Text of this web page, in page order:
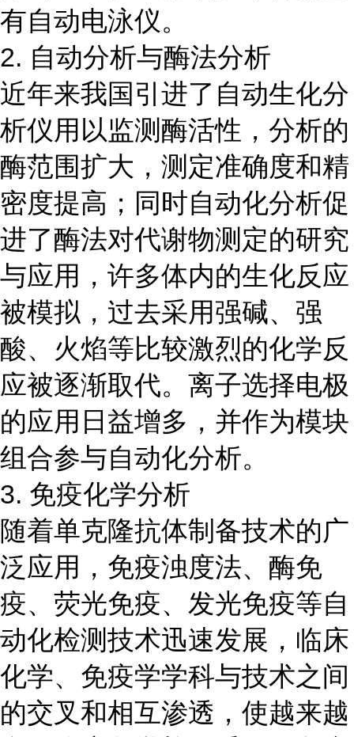
有自动电泳仪。
2. 自动分析与酶法分析
近年来我国引进了自动生化分
析仪用以监测酶活性，分析的
酶范围扩大，测定准确度和精
密度提高；同时自动化分析促
进了酶法对代谢物测定的研究
与应用，许多体内的生化反应
被模拟，过去采用强碱、强
酸、火焰等比较激烈的化学反
应被逐渐取代。离子选择电极
的应用日益增多，并作为模块
组合参与自动化分析。
3. 免疫化学分析
随着单克隆抗体制备技术的广
泛应用，免疫浊度法、酶免
疫、荧光免疫、发光免疫等自
动化检测技术迅速发展，临床
化学、免疫学学科与技术之间
的交叉和相互渗透，使越来越